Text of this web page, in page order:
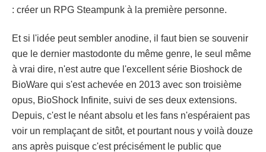
: créer un RPG Steampunk à la première personne.
Et si l'idée peut sembler anodine, il faut bien se souvenir
que le dernier mastodonte du même genre, le seul même
à vrai dire, n'est autre que l'excellent série Bioshock de
BioWare qui s'est achevée en 2013 avec son troisième
opus, BioShock Infinite, suivi de ses deux extensions.
Depuis, c'est le néant absolu et les fans n'espéraient pas
voir un remplaçant de sitôt, et pourtant nous y voilà douze
ans après puisque c'est précisément le public que